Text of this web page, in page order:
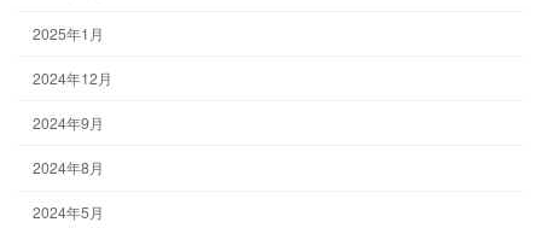
2025年1月
2024年12月
2024年9月
2024年8月
2024年5月